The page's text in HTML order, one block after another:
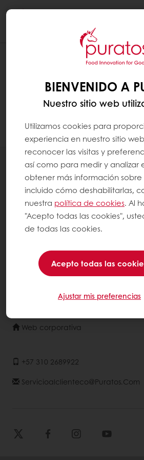
¿QUÉ ES MÁS
TRIGO?
A menudo se dice que la
saludable que el trigo. Sin
base científica para validar
BIENVENIDO A
Nuestro sitio web
Utilizamos cookies para
experiencia en nuestro sitio
reconocer las visitas y
así como para medir y analizar
obtener más información sobre
incluido cómo deshabilitarlas,
nuestra política de cookies. Al
"Acepto todas las cookies",
de todas las cookies.
Acepto todas las
Ajustar mis preferencias
Productos
Recetas
Servicios
Insights del Consumidor
NOTICIAS
Contáctanos
Web corporativa
+57 310 2689922
Servicioalclienteco@puratos.com